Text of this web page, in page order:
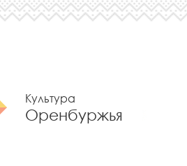
Культура
Оренбуржья